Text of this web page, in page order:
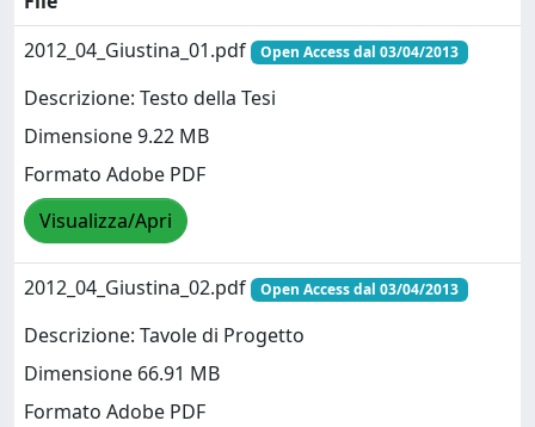
2012_04_Giustina_01.pdf
Open Access dal 03/04/2013
Descrizione: Testo della Tesi
Dimensione 9.22 MB
Formato Adobe PDF
Visualizza/Apri
2012_04_Giustina_02.pdf Open Access dal 03/04/2013
Descrizione: Tavole di Progetto
Dimensione 66.91 MB
Formato Adobe PDF